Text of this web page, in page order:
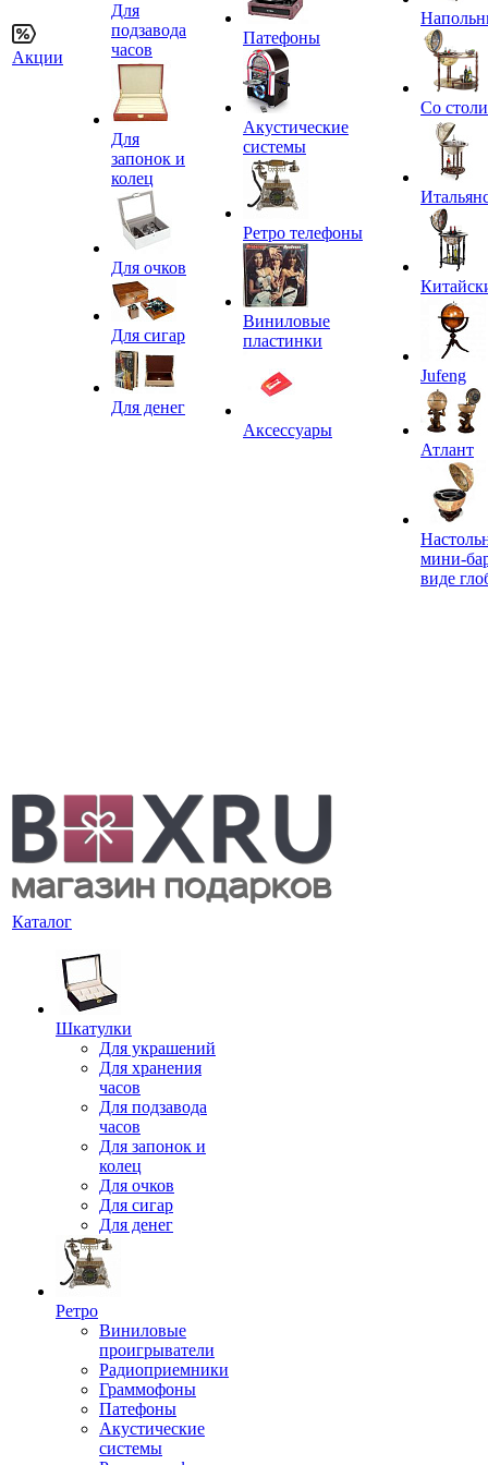
Акции
Для
подзавода
часов
Для
запонок и
колец
Для очков
Для сигар
Для денег
Патефоны
Акустические
системы
Ретро телефоны
Виниловые
пластинки
Аксессуары
Со
Jufeng
Атлант
мини-
виде
Каталог
Шкатулки
Для украшений
Для хранения
часов
Для подзавода
часов
Для запонок и
колец
Для очков
Для сигар
Для денег
Ретро
Виниловые
проигрыватели
Радиоприемники
Граммофоны
Патефоны
Акустические
системы